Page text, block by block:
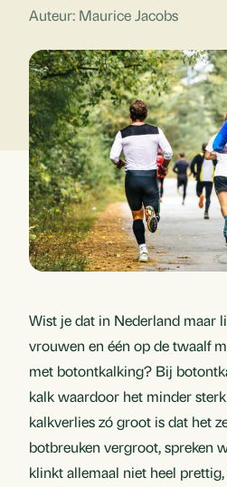
Auteur: Maurice Jacobs
Wist je dat in Nederland maar
vrouwen en één op de twaalf
met botontkalking? Bij
kalk waardoor het minder
kalkverlies zó groot is dat het
botbreuken vergroot, spreken
klinkt allemaal niet heel